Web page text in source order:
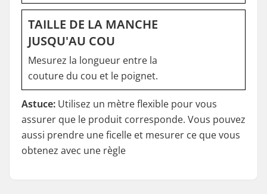
TAILLE DE LA MANCHE
JUSQU'AU COU
Mesurez la longueur entre la
couture du cou et le poignet.
Astuce: Utilisez un mètre flexible pour vous
assurer que le produit corresponde. Vous pouvez
aussi prendre une ficelle et mesurer ce que vous
obtenez avec une règle